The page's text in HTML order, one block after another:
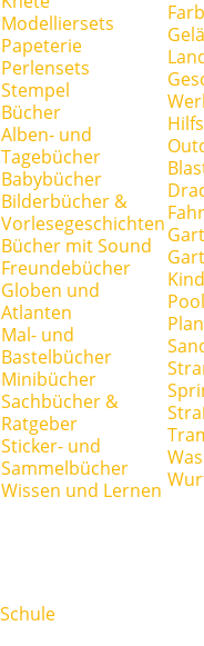
Modelliersets
Papeterie
Perlensets
Stempel
Bücher
Alben- und
Tagebücher
Babybücher
Bilderbücher &
Vorlesegeschichten
Bücher mit Sound
Freundebücher
Globen und
Atlanten
Mal- und
Bastelbücher
Minibücher
Sachbücher &
Ratgeber
Sticker- und
Sammelbücher
Wissen und Lernen
Schule